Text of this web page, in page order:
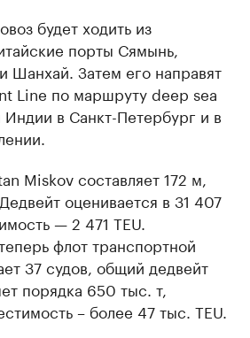
будет ходить из
порты Сямынь,
Шанхай. Затем его направят
Line по маршруту deep sea
Индии в Санкт-Петербург и в
Miskov составляет 172 м,
оценивается в 31 407
— 2 471 TEU.
флот транспортной
37 судов, общий дедвейт
порядка 650 тыс. т,
– более 47 тыс. TEU.